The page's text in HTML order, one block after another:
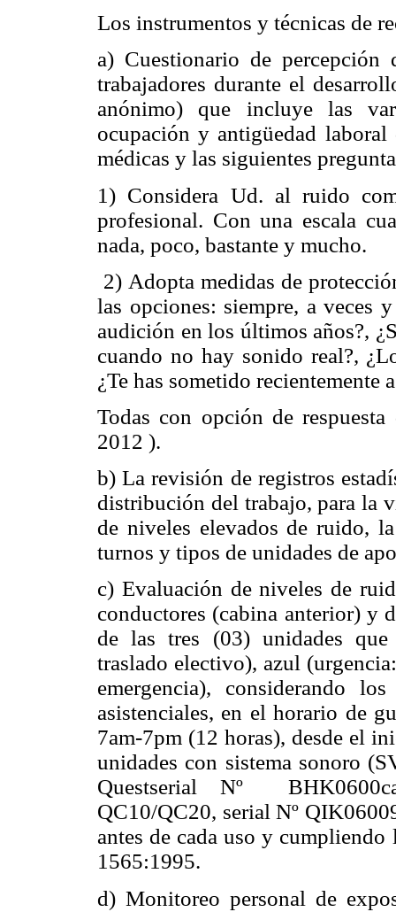
Los instrumentos y técnicas de
a) Cuestionario de
trabajadores durante el
anónimo) que incluye las
ocupación y antigüedad
médicas y las siguientes
1) Considera Ud. al ruido
profesional. Con una escala
nada, poco, bastante y mucho.
2) Adopta medidas de
las opciones: siempre, a veces
audición en los últimos años?,
cuando no hay sonido real?,
¿Te has sometido
Todas con opción de
2012 ).
b) La revisión de registros
distribución del trabajo, para la
de niveles elevados de ruido,
turnos y tipos de unidades de
c) Evaluación de niveles de
conductores (cabina anterior) y
de las tres (03) unidades
traslado electivo), azul
emergencia), considerando
asistenciales, en el horario de
7am-7pm (12 horas), desde el
unidades con sistema sonoro
Questserial Nº
QC10/QC20, serial Nº
antes de cada uso y
1565:1995.
d) Monitoreo personal de